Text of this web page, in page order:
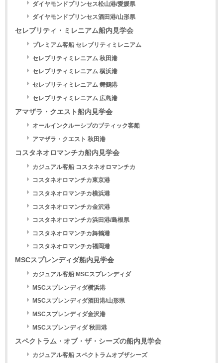
ダイヤモンドプリンセス松山港/愛媛県
ダイヤモンドプリンセス酒田港/山形県
セレブリティ・ミレニアム船内見学会
プレミアム客船 セレブリティミレニアム
セレブリティミレニアム 秋田港
セレブリティミレニアム 横浜港
セレブリティミレニアム 舞鶴港
セレブリティミレニアム 広島港
アマザラ・クエスト船内見学会
オールインクルーシブのブティック客船
アマザラ・クエスト 秋田港
コスタネオロマンチカ船内見学会
カジュアル客船 コスタネオロマンチカ
コスタネオロマンチカ東京港
コスタネオロマンチカ横浜港
コスタネオロマンチカ金沢港
コスタネオロマンチカ浜田港/島根県
コスタネオロマンチカ舞鶴港
コスタネオロマンチカ福岡港
MSCスプレンディダ船内見学会
カジュアル客船 MSCスプレンディダ
MSCスプレンディダ横浜港
MSCスプレンディダ酒田港/山形県
MSCスプレンディダ金沢港
MSCスプレンディダ 秋田港
スペクトラム・オブ・ザ・シーズの船内見学会
カジュアル客船 スペクトラムオブザシーズ